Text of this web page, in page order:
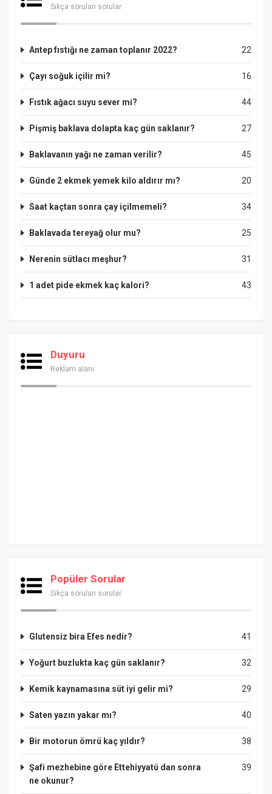
Sıkça sorulan sorular
22
Antep fıstığı ne zaman toplanır 2022?
16
Çayı soğuk içilir mi?
44
Fıstık ağacı suyu sever mi?
27
Pişmiş baklava dolapta kaç gün saklanır?
45
Baklavanın yağı ne zaman verilir?
20
Günde 2 ekmek yemek kilo aldırır mı?
34
Saat kaçtan sonra çay içilmemeli?
25
Baklavada tereyağ olur mu?
31
Nerenin sütlacı meşhur?
43
1 adet pide ekmek kaç kalori?
Duyuru
Reklam alanı
Popüler Sorular
Sıkça sorulan sorular
41
Glutensiz bira Efes nedir?
32
Yoğurt buzlukta kaç gün saklanır?
29
Kemik kaynamasına süt iyi gelir mi?
40
Saten yazın yakar mı?
38
Bir motorun ömrü kaç yıldır?
39
Şafi mezhebine göre Ettehiyyatü dan sonra
ne okunur?